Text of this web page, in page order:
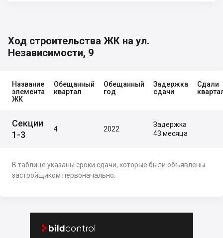
Ход строительства ЖК на ул.
Независимости, 9
Название
элемента
ЖК
Обещанный
квартал
Обещанный
год
Задержка
сдачи
Сдали
Секции
1-3
4 2022
Задержка
43 месяца
В таблице указаны сроки сдачи, которые были объявлены
застройщиком первоначально.
 